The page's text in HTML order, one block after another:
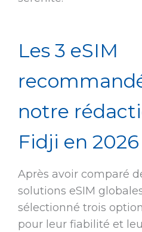
Les 3 eSIM
notre
Fidji en 2026
Après avoir comparé
solutions eSIM
sélectionné trois
pour leur fiabilité et